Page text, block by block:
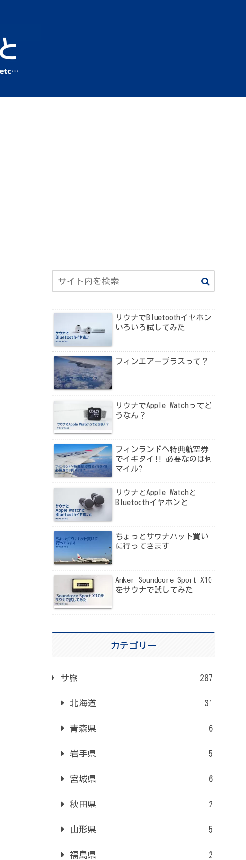
サウナでBluetoothイヤホン
いろいろ試してみた
フィンエアープラスって？
サウナでApple Watchってど
うなん？
フィンランドへ特典航空券
でイキタイ!! 必要なのは何
マイル?
サウナとApple Watchと
Bluetoothイヤホンと
ちょっとサウナハット買い
に行ってきます
Anker Soundcore Sport X10
をサウナで試してみた
カテゴリー
サ旅 287
北海道 31
青森県 6
岩手県 5
宮城県 6
秋田県 2
山形県 5
福島県 2